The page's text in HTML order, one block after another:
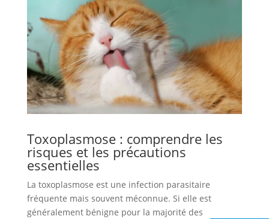
Toxoplasmose : comprendre les
risques et les précautions
essentielles
La toxoplasmose est une infection parasitaire
fréquente mais souvent méconnue. Si elle est
généralement bénigne pour la majorité des